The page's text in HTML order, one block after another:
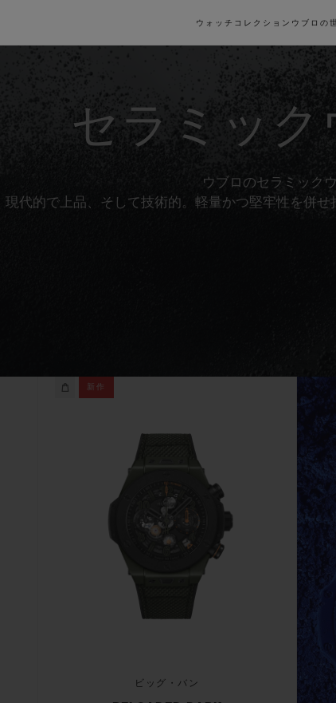
ウォッチコレクション ウブロの
セラミック
ウブロのセラミック
現代的で上品、そして技術的。軽量かつ堅牢性を併せ
新作
ビッグ・バン
ルチカラーセラミ
エッセ
証
ウブロティスタと延長
配送日数
お問い合わせ